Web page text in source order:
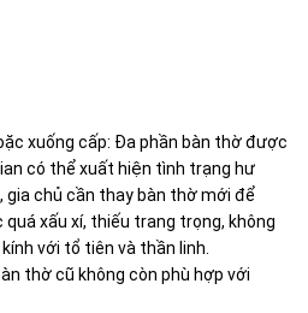
xuống cấp: Đa phần bàn thờ được
có thể xuất hiện tình trạng hư
gia chủ cần thay bàn thờ mới để
quá xấu xí, thiếu trang trọng, không
với tổ tiên và thần linh.
thờ cũ không còn phù hợp với